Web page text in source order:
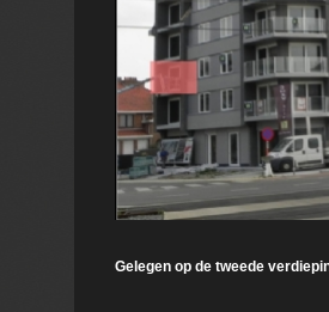
Gelegen op de tweede